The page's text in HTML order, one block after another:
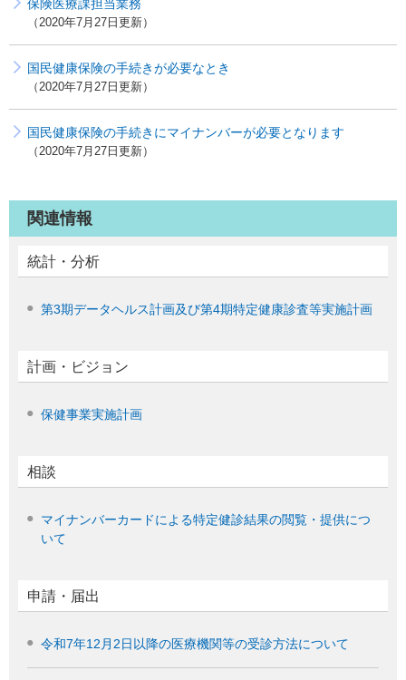
保険医療課担当業務
2020年7月27日更新
国民健康保険の手続きが必要なとき
2020年7月27日更新
国民健康保険の手続きにマイナンバーが必要となります
2020年7月27日更新
関連情報
統計・分析
第3期データヘルス計画及び第4期特定健康診査等実施計画
計画・ビジョン
保健事業実施計画
相談
マイナンバーカードによる特定健診結果の閲覧・提供につ
いて
申請・届出
令和7年12月2日以降の医療機関等の受診方法について